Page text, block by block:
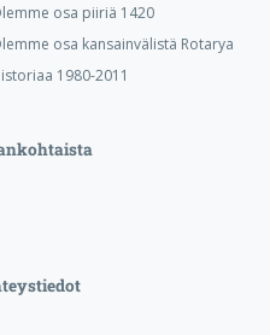
osa piiriä 1420
osa kansainvälistä Rotarya
1980-2011